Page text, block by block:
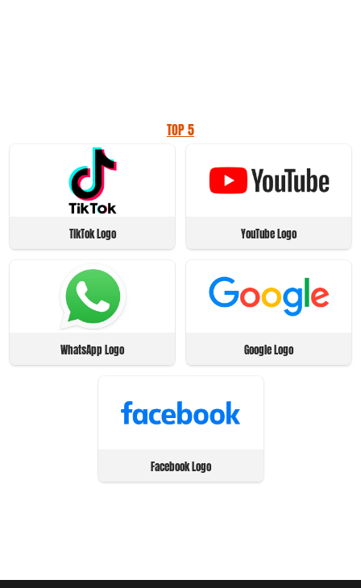
TOP 5
TikTok Logo YouTube Logo
WhatsApp Logo Google Logo
Facebook Logo